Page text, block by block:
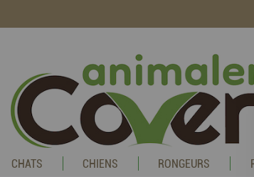
CHATS CHIENS RONGEURS